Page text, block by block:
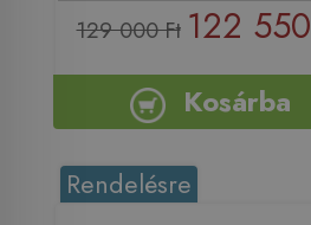
129 000 Ft 122
Kosárba
Rendelésre